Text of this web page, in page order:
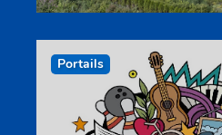
Portails